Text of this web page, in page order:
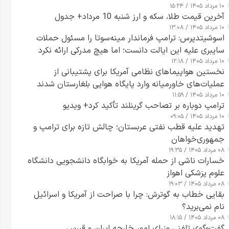
۱۰ مرداد ۱۴۰۵ / ۱۵:۲۴
آخرین قیمت طلا، سکه و ارز شنبه 10 مرداد+ جدول
۱۰ مرداد ۱۴۰۵ / ۱۳:۰۸
اسوشیتدپرس: ترامپ فرماندار مینه‌سوتا را مسئول حملات
سایبری علیه این ایالت دانست؛ اما هیچ مدرکی ارائه نکرد
۱۰ مرداد ۱۴۰۵ / ۱۲:۱۸
نخستین هواپیماهای نظامی آمریکا برای پشتیبانی از
عملیات‌های خاورمیانه وارد پایگاه هوایی بلغارستان شدند
۱۰ مرداد ۱۴۰۵ / ۱۱:۵۹
ترامپ دوباره بر تصاحب گرینلند تأکید کرد+ ویدیو
۱۰ مرداد ۱۴۰۵ / ۰۹:۰۵
تهدید علیه قطب نفتی عربستان؛ چالش تازه برای ترامپ و
جمهوری‌خواهان
۰۸ مرداد ۱۴۰۵ / ۱۹:۳۵
خسارات ناشی از حمله آمریکا به خوابگاه دانشجویی دانشگاه
علوم پزشکی اهواز
۰۸ مرداد ۱۴۰۵ / ۱۹:۰۳
بقایی خطاب به گوترش: چرا با صراحت از آمریکا و اسرائیل
نام نمی‌برید؟
۰۸ مرداد ۱۴۰۵ / ۱۸:۱۵